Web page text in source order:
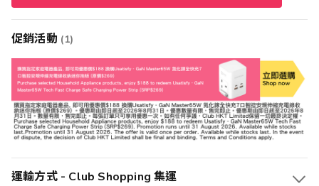
促銷活動 (1)
運輸方式 - Club Shopping 集運